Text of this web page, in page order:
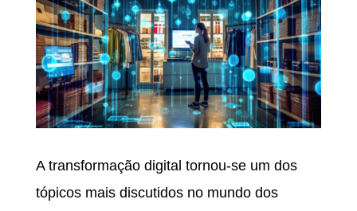
A transformação digital tornou-se um dos
tópicos mais discutidos no mundo dos